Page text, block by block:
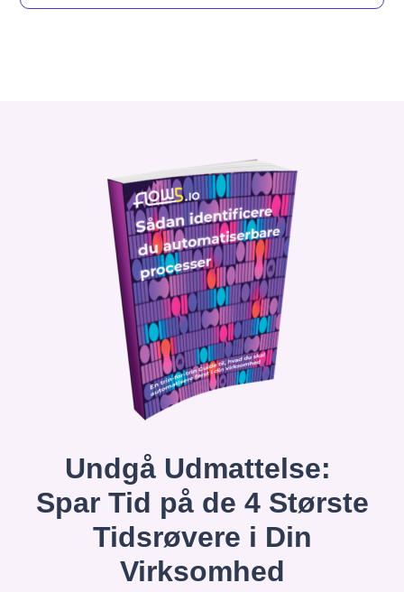
Undgå Udmattelse:
Spar Tid på de 4 Største
Tidsrøvere i Din
Virksomhed